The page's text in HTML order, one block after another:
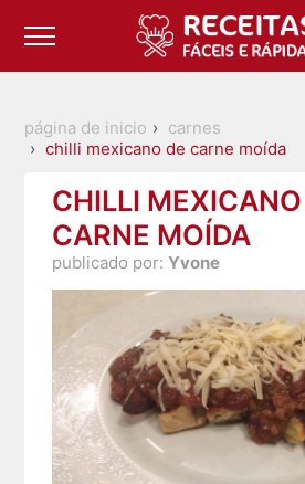
página de inicio
carnes
chilli mexicano de carne moída
CHILLI MEXICANO
CARNE MOÍDA
publicado por:Yvone